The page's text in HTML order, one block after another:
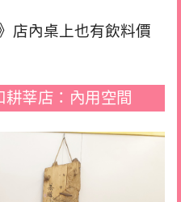
店內桌上也有飲料價
莘店：內用空間